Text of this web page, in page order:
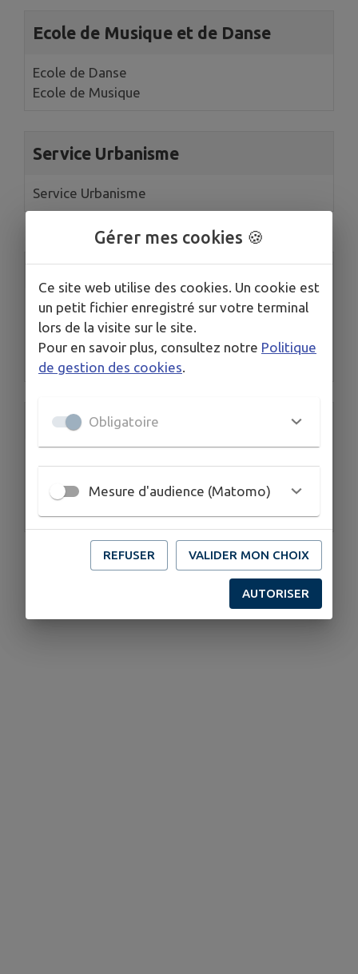
Ecole de Musique et de Danse
Ecole de Danse
Ecole de Musique
Service Urbanisme
Service Urbanisme
Mairie
Accès rapide
Albret communauté
Gérer mes cookies 🍪
Ce site web utilise des cookies. Un cookie est
un petit fichier enregistré sur votre terminal
lors de la visite sur le site.
Pour en savoir plus, consultez notre Politique
de gestion des cookies
Obligatoire
Mesure d'audience (Matomo)
REFUSER VALIDER MON CHOIX
AUTORISER